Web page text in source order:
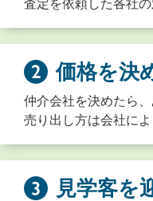
査定を依頼した各社
価格を決
仲介会社を決めたら
売り出し方は会社に
見学客を